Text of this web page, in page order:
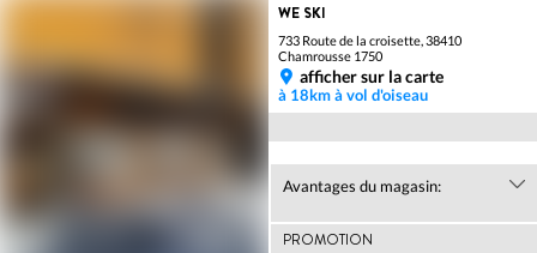
WE SKI
733 Route de la croisette, 38410
Chamrousse 1750
afficher sur la carte
à 18km à vol d'oiseau
Avantages du magasin:
PROMOTION